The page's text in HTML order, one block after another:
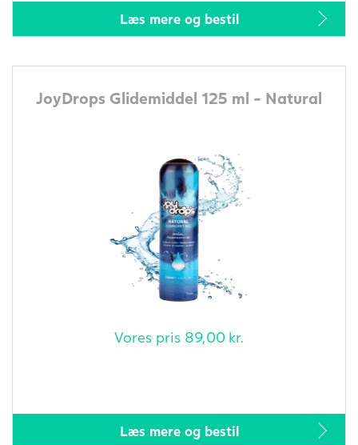
Læs mere og bestil
JoyDrops Glidemiddel 125 ml - Natural
Vores pris 89,00 kr.
Læs mere og bestil